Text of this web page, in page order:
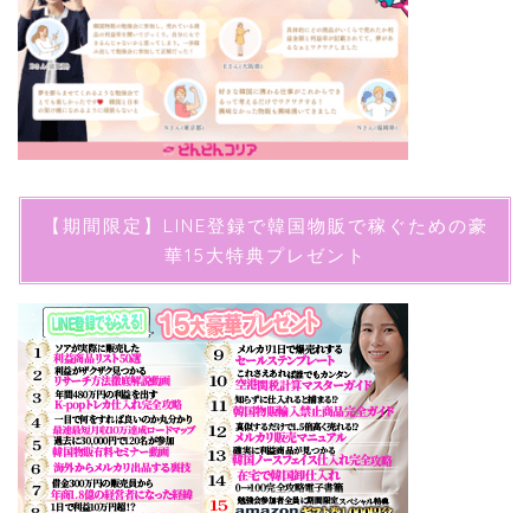
【期間限定】LINE登録で韓国物販で稼ぐための豪
華15大特典プレゼント